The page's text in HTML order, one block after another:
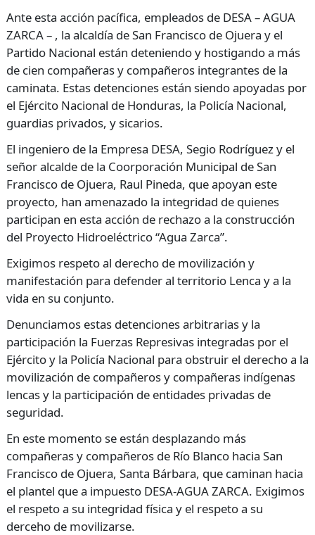
Ante esta acción pacífica, empleados de DESA – AGUA
ZARCA – , la alcaldía de San Francisco de Ojuera y el
Partido Nacional están deteniendo y hostigando a más
de cien compañeras y compañeros integrantes de la
caminata. Estas detenciones están siendo apoyadas por
el Ejército Nacional de Honduras, la Policía Nacional,
guardias privados, y sicarios.
El ingeniero de la Empresa DESA, Segio Rodríguez y el
señor alcalde de la Coorporación Municipal de San
Francisco de Ojuera, Raul Pineda, que apoyan este
proyecto, han amenazado la integridad de quienes
participan en esta acción de rechazo a la construcción
del Proyecto Hidroeléctrico “Agua Zarca”.
Exigimos respeto al derecho de movilización y
manifestación para defender al territorio Lenca y a la
vida en su conjunto.
Denunciamos estas detenciones arbitrarias y la
participación la Fuerzas Represivas integradas por el
Ejército y la Policía Nacional para obstruir el derecho a la
movilización de compañeros y compañeras indígenas
lencas y la participación de entidades privadas de
seguridad.
En este momento se están desplazando más
compañeras y compañeros de Río Blanco hacia San
Francisco de Ojuera, Santa Bárbara, que caminan hacia
el plantel que a impuesto DESA-AGUA ZARCA. Exigimos
el respeto a su integridad física y el respeto a su
derceho de movilizarse.